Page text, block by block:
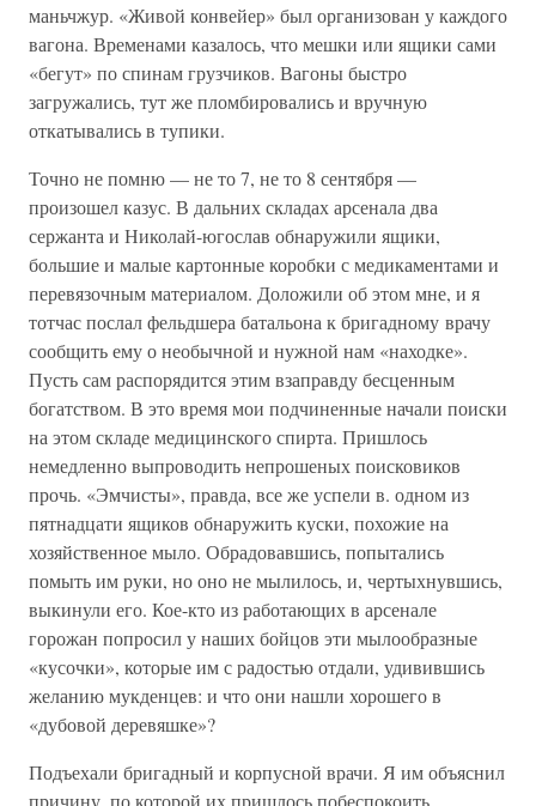
маньчжур. «Живой конвейер» был организован у каждого
вагона. Временами казалось, что мешки или ящики сами
«бегут» по спинам грузчиков. Вагоны быстро
загружались, тут же пломбировались и вручную
откатывались в тупики.
Точно не помню — не то 7, не то 8 сентября —
произошел казус. В дальних складах арсенала два
сержанта и Николай-югослав обнаружили ящики,
большие и малые картонные коробки с медикаментами и
перевязочным материалом. Доложили об этом мне, и я
тотчас послал фельдшера батальона к бригадному врачу
сообщить ему о необычной и нужной нам «находке».
Пусть сам распорядится этим взаправду бесценным
богатством. В это время мои подчиненные начали поиски
на этом складе медицинского спирта. Пришлось
немедленно выпроводить непрошеных поисковиков
прочь. «Эмчисты», правда, все же успели в. одном из
пятнадцати ящиков обнаружить куски, похожие на
хозяйственное мыло. Обрадовавшись, попытались
помыть им руки, но оно не мылилось, и, чертыхнувшись,
выкинули его. Кое-кто из работающих в арсенале
горожан попросил у наших бойцов эти мылообразные
«кусочки», которые им с радостью отдали, удивившись
желанию мукденцев: и что они нашли хорошего в
«дубовой деревяшке»?
Подъехали бригадный и корпусной врачи. Я им объяснил
причину, по которой их пришлось побеспокоить.